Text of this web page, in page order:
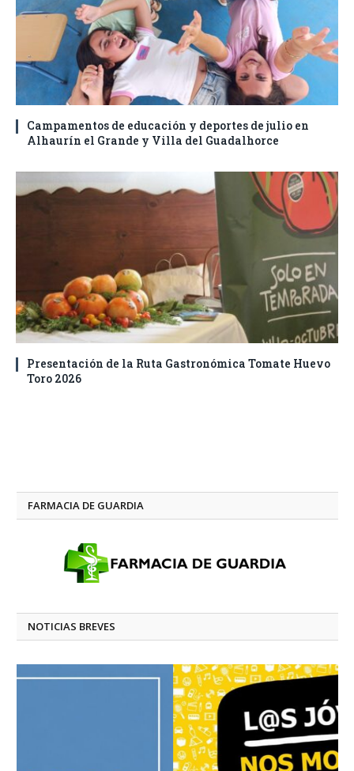
Campamentos de educación y deportes de julio en
Alhaurín el Grande y Villa del Guadalhorce
Presentación de la Ruta Gastronómica Tomate Huevo
Toro 2026
FARMACIA DE GUARDIA
NOTICIAS BREVES